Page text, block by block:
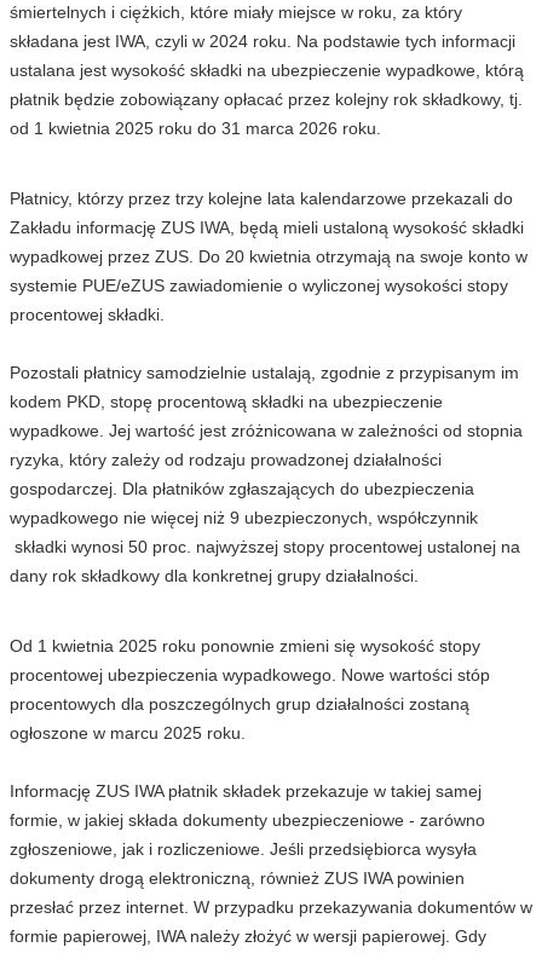
śmiertelnych i ciężkich, które miały miejsce w roku, za który
składana jest IWA, czyli w 2024 roku. Na podstawie tych informacji
ustalana jest wysokość składki na ubezpieczenie wypadkowe, którą
płatnik będzie zobowiązany opłacać przez kolejny rok składkowy, tj.
od 1 kwietnia 2025 roku do 31 marca 2026 roku.
Płatnicy, którzy przez trzy kolejne lata kalendarzowe przekazali do
Zakładu informację ZUS IWA, będą mieli ustaloną wysokość składki
wypadkowej przez ZUS. Do 20 kwietnia otrzymają na swoje konto w
systemie PUE/eZUS zawiadomienie o wyliczonej wysokości stopy
procentowej składki.
Pozostali płatnicy samodzielnie ustalają, zgodnie z przypisanym im
kodem PKD, stopę procentową składki na ubezpieczenie
wypadkowe. Jej wartość jest zróżnicowana w zależności od stopnia
ryzyka, który zależy od rodzaju prowadzonej działalności
gospodarczej. Dla płatników zgłaszających do ubezpieczenia
wypadkowego nie więcej niż 9 ubezpieczonych, współczynnik
składki wynosi 50 proc. najwyższej stopy procentowej ustalonej na
dany rok składkowy dla konkretnej grupy działalności.
Od 1 kwietnia 2025 roku ponownie zmieni się wysokość stopy
procentowej ubezpieczenia wypadkowego. Nowe wartości stóp
procentowych dla poszczególnych grup działalności zostaną
ogłoszone w marcu 2025 roku.
Informację ZUS IWA płatnik składek przekazuje w takiej samej
formie, w jakiej składa dokumenty ubezpieczeniowe - zarówno
zgłoszeniowe, jak i rozliczeniowe. Jeśli przedsiębiorca wysyła
dokumenty drogą elektroniczną, również ZUS IWA powinien
przesłać przez internet. W przypadku przekazywania dokumentów w
formie papierowej, IWA należy złożyć w wersji papierowej. Gdy